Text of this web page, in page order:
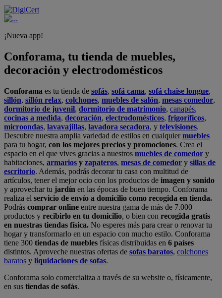
¡Nueva app!
Conforama, tu tienda de muebles,
decoración y electrodomésticos
Conforama es tu tienda de sofás, sofá cama, sofá chaise longue,
sillón, sillón relax, colchones, muebles de salón, mesas comedor,
dormitorio de juvenil, dormitorio de matrimonio, canapés,
cocinas a medida, decoración, electrodomésticos, frigoríficos,
microondas, lavavajillas, lavadora secadora, y televisiones.
Descubre nuestra amplia variedad de estilos en cualquiermuebles
para tu hogar, con los mejores precios y promociones. Crea el
espacio en el que vives gracias a nuestros muebles de comedor y
habitaciones, armarios y zapateros, mesas de comedor y sillas de
escritorio. Además, podrás decorar tu casa con multitud de
artículos, tener el mejor ocio con los productos de imagen y sonido
y aprovechar tu jardín en las épocas de buen tiempo. Conforama
realiza el servicio de envío a domicilio como recogida en tienda.
Podrás comprar online entre nuestra gama de más de 7.000
productos y recibirlo en tu domicilio, o bien con recogida gratis
en nuestras tiendas física. No esperes más para crear o renovar tu
hogar y transformarlo en un espacio con mucho estilo. Conforama
tiene 300 tiendas de muebles físicas distribuidas en 6 países
distintos. Aproveche nuestras ofertas de sofas baratos, colchones
baratos y liquidaciones de sofas.
Conforama solo comercializa a través de su website o, físicamente,
en sus tiendas de sofás.